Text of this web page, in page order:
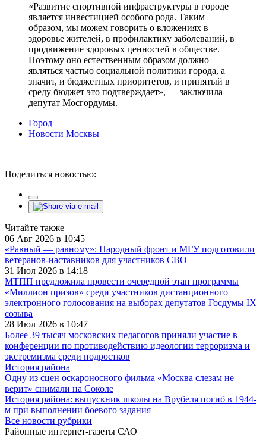
«Развитие спортивной инфраструктуры в городе
является инвестицией особого рода. Таким
образом, мы можем говорить о вложениях в
здоровье жителей, в профилактику заболеваний, в
продвижение здоровых ценностей в обществе.
Поэтому оно естественным образом должно
являться частью социальной политики города, а
значит, и бюджетных приоритетов, и принятый в
среду бюджет это подтверждает», — заключила
депутат Мосгордумы.
Город
Новости Москвы
Поделиться новостью:
Читайте также
06 Авг 2026 в 10:45
«Равный — равному»: Народный фронт и МГУ подготовили
ветеранов-наставников для участников СВО
31 Июл 2026 в 14:18
МТПП предложила провести очередной этап программы
«Миллион призов» среди участников дистанционного
электронного голосования на выборах депутатов Госдумы IX
созыва
28 Июл 2026 в 10:47
Более 39 тысяч московских педагогов приняли участие в
конференции по противодействию идеологии терроризма и
экстремизма среди подростков
История района
Одну из сцен оскароносного фильма «Москва слезам не
верит» снимали на Соколе
История района: выпускник школы на Врубеля погиб в 1944-
м при выполнении боевого задания
Все новости рубрики
Районные интернет-газеты САО